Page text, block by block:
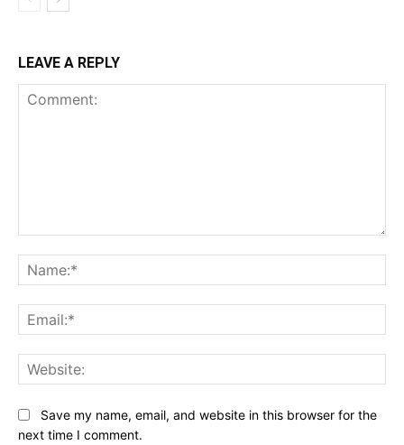
LEAVE A REPLY
Save my name, email, and website in this browser for the
next time I comment.